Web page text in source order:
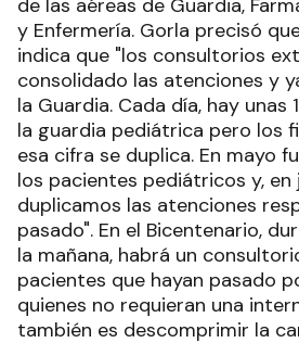
de las aéreas de Guardia,
y Enfermería. Gorla precisó
indica que "los consultorios
consolidado las atenciones y
la Guardia. Cada día, hay unas
la guardia pediátrica pero los
esa cifra se duplica. En mayo
los pacientes pediátricos y, en
duplicamos las atenciones
pasado". En el Bicentenario,
la mañana, habrá un
pacientes que hayan pasado
quienes no requieran una
también es descomprimir la